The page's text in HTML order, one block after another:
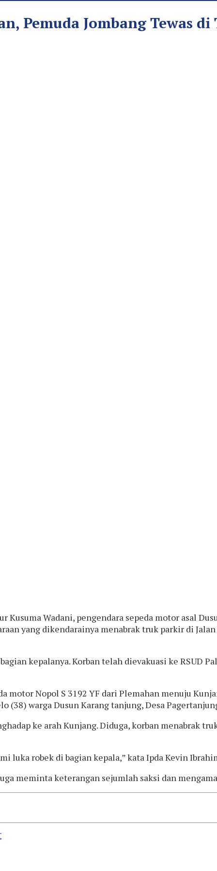
Pemuda Jombang Tewas di
Kusuma Wadani, pengendara sepeda motor asal
yang dikendarainya menabrak truk parkir di
kepalanya. Korban telah dievakuasi ke RSUD
motor Nopol S 3192 YF dari Plemahan menuju
(38) warga Dusun Karang tanjung, Desa
ke arah Kunjang. Diduga, korban menabrak
luka robek di bagian kepala,” kata Ipda Kevin
meminta keterangan sejumlah saksi dan